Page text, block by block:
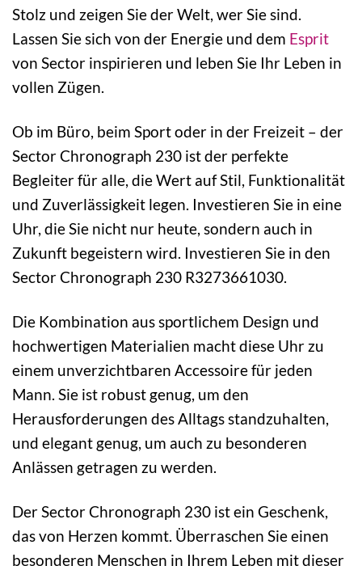
Stolz und zeigen Sie der Welt, wer Sie sind.
Lassen Sie sich von der Energie und dem Esprit
von Sector inspirieren und leben Sie Ihr Leben in
vollen Zügen.
Ob im Büro, beim Sport oder in der Freizeit – der
Sector Chronograph 230 ist der perfekte
Begleiter für alle, die Wert auf Stil, Funktionalität
und Zuverlässigkeit legen. Investieren Sie in eine
Uhr, die Sie nicht nur heute, sondern auch in
Zukunft begeistern wird. Investieren Sie in den
Sector Chronograph 230 R3273661030.
Die Kombination aus sportlichem Design und
hochwertigen Materialien macht diese Uhr zu
einem unverzichtbaren Accessoire für jeden
Mann. Sie ist robust genug, um den
Herausforderungen des Alltags standzuhalten,
und elegant genug, um auch zu besonderen
Anlässen getragen zu werden.
Der Sector Chronograph 230 ist ein Geschenk,
das von Herzen kommt. Überraschen Sie einen
besonderen Menschen in Ihrem Leben mit dieser